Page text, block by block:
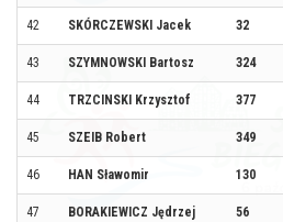
42 SKÓRCZEWSKI Jacek 32
43 SZYMNOWSKI Bartosz 324
44 TRZCINSKI Krzysztof 377
45 SZEIB Robert 349
46 HAN Sławomir 130
47 BORAKIEWICZ Jędrzej 56